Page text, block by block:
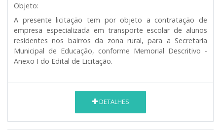
Objeto:
A presente licitação tem por objeto a contratação de
empresa especializada em transporte escolar de alunos
residentes nos bairros da zona rural, para a Secretaria
Municipal de Educação, conforme Memorial Descritivo -
Anexo I do Edital de Licitação.
DETALHES